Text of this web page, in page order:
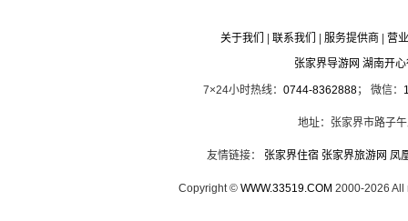
关于我们 联系我们 服务提供商
营
张家界导游网 湖南开
7×24小时热线： 0744-8362888； 微信：
地址：张家界市路子
友情链接： 张家界住宿 张家界旅游网 凤
Copyright © WWW.33519.COM 2000-2026 All